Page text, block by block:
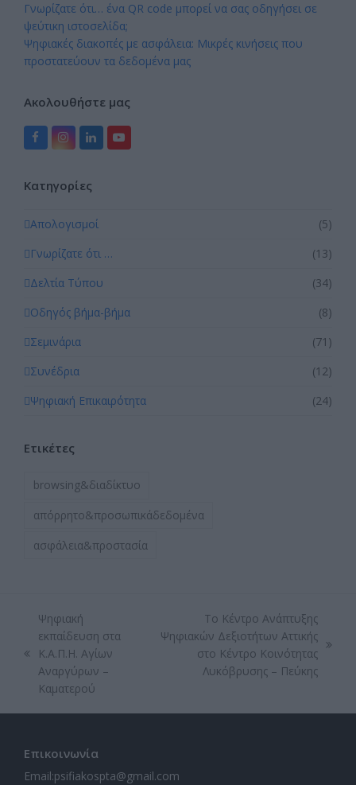
Γνωρίζατε ότι… ένα QR code μπορεί να σας οδηγήσει σε
ψεύτικη ιστοσελίδα;
Ψηφιακές διακοπές με ασφάλεια: Μικρές κινήσεις που
προστατεύουν τα δεδομένα μας
Ακολουθήστε μας
FacebookInstagram
LinkedInYouTube
Kατηγορίες
Απολογισμοί
(5)
Γνωρίζατε ότι …
(13)
Δελτία Τύπου
(34)
Οδηγός βήμα-βήμα
(8)
Σεμινάρια
(71)
Συνέδρια
(12)
Ψηφιακή Επικαιρότητα
(24)
Ετικέτες
browsing&διαδίκτυο
απόρρητο&προσωπικάδεδομένα
ασφάλεια&προστασία
previous
post:
Ψηφιακή
εκπαίδευση στα
Κ.Α.Π.Η. Αγίων
Αναργύρων –
Καματερού
Το Κέντρο Ανάπτυξης
Ψηφιακών Δεξιοτήτων Αττικής
στο Κέντρο Κοινότητας
Λυκόβρυσης – Πεύκης
Επικοινωνία
Email:psifiakospta@gmail.com